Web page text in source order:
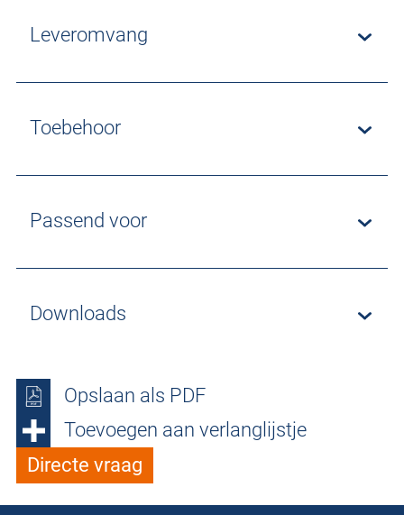
Leveromvang
Toebehoor
Passend voor
Downloads
Opslaan als PDF
Toevoegen aan verlanglijstje
Directe vraag